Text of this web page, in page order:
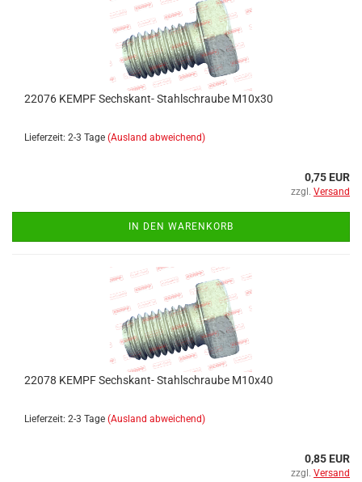
22076 KEMPF Sechskant- Stahlschraube M10x30
Lieferzeit: 2-3 Tage (Ausland abweichend)
0,75 EUR
zzgl. Versand
IN DEN WARENKORB
22078 KEMPF Sechskant- Stahlschraube M10x40
Lieferzeit: 2-3 Tage (Ausland abweichend)
0,85 EUR
zzgl. Versand